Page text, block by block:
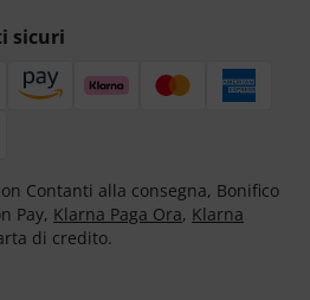
sicuri
Contanti alla consegna, Bonifico
Pay, Klarna Paga Ora, Klarna
di credito.